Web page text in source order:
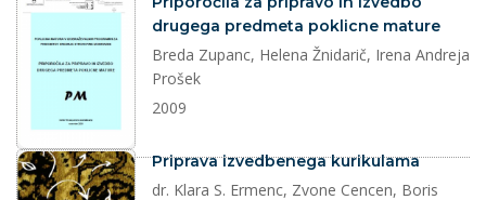
drugega predmeta poklicne mature
Breda Zupanc, Helena Žnidarič, Irena Andreja
Prošek
2009
dokument
Priprava izvedbenega kurikulama
dr. Klara S. Ermenc, Zvone Cencen, Boris